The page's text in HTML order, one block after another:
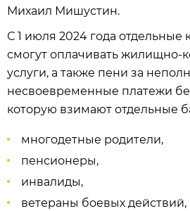
Михаил Мишустин.
С 1 июля 2024 года отдельные
смогут оплачивать жилищно-
услуги, а также пени за
несвоевременные платежи
которую взимают отдельные
многодетные родители,
пенсионеры,
инвалиды,
ветераны боевых действий,